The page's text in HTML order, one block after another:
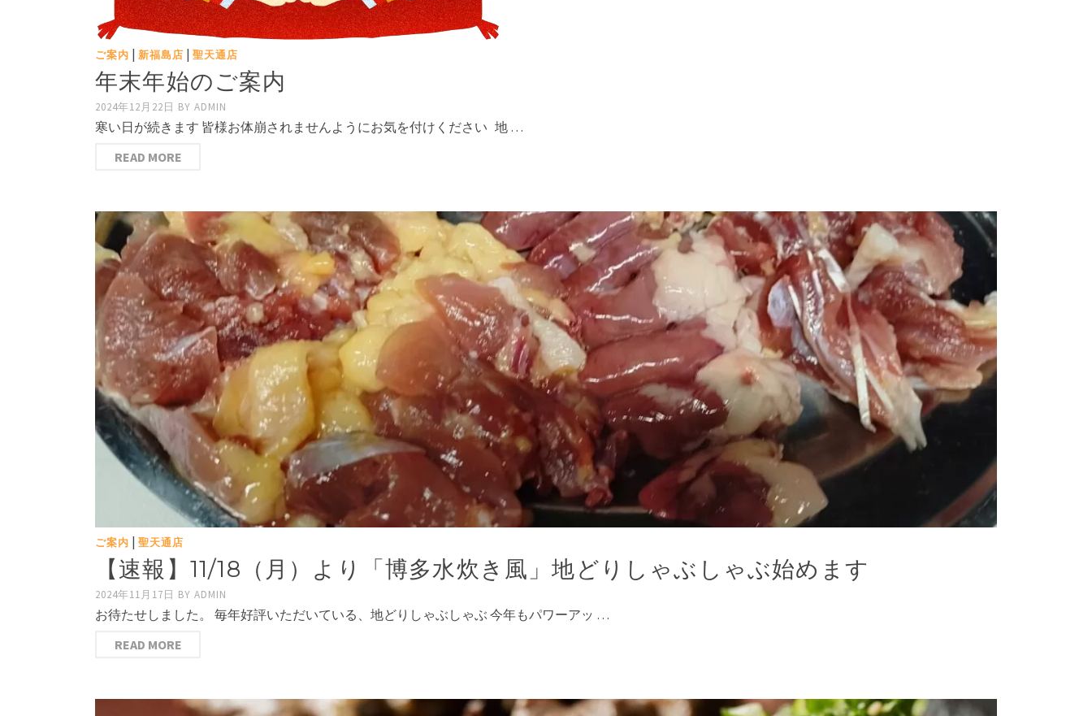
ご案内 | 新福島店 | 聖天通店
年末年始のご案内
2024年12月22日 BY ADMIN
寒い日が続きます 皆様お体崩されませんようにお気を付けください 地 …
READ MORE
ご案内 | 聖天通店
【速報】11/18（月）より「博多水炊き風」地どりしゃぶしゃぶ始めます
2024年11月17日 BY ADMIN
お待たせしました。 毎年好評いただいている、地どりしゃぶしゃぶ 今年もパワーアッ …
READ MORE